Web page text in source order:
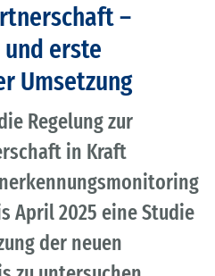
–
und erste
Umsetzung
Regelung zur
in Kraft
April 2025 eine Studie
der neuen